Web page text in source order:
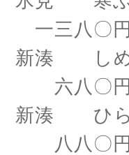
一三八〇円
新湊 し
六八〇円
新湊
八八〇円